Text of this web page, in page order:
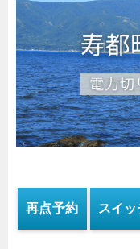
再点予約 スイ